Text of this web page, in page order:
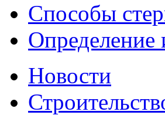
Способы
Определение
Новости